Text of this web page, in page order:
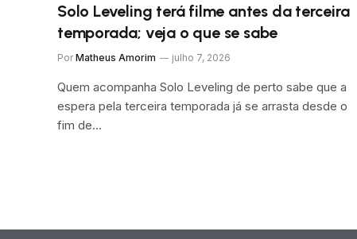
Solo Leveling terá filme antes da terceira
temporada; veja o que se sabe
Por Matheus Amorim julho 7, 2026
Quem acompanha Solo Leveling de perto sabe que a
espera pela terceira temporada já se arrasta desde o
fim de…